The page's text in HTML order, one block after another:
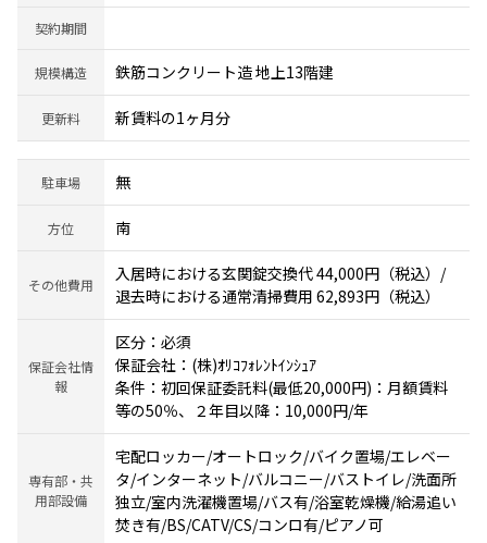
契約期間
規模構造 鉄筋コンクリート造 地上13階建
更新料 新賃料の1ヶ月分
駐車場 無
方位 南
その他費用
入居時における玄関錠交換代 44,000円（税込）/
退去時における通常清掃費用 62,893円（税込）
保証会社情
報
区分：必須
保証会社：(株)ｵﾘｺﾌｫﾚﾝﾄｲﾝｼｭｱ
条件：初回保証委託料(最低20,000円)：月額賃料
等の50％、２年目以降：10,000円/年
専有部・共
用部設備
宅配ロッカー/オートロック/バイク置場/エレベー
タ/インターネット/バルコニー/バストイレ/洗面所
独立/室内洗濯機置場/バス有/浴室乾燥機/給湯追い
焚き有/BS/CATV/CS/コンロ有/ピアノ可